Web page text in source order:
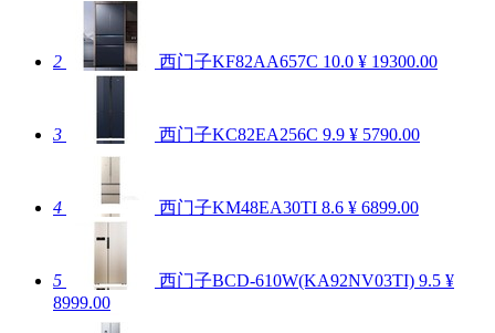
2 西门子KF82AA657C 10.0 ¥ 19300.00
3 西门子KC82EA256C 9.9 ¥ 5790.00
4 西门子KM48EA30TI 8.6 ¥ 6899.00
5 西门子BCD-610W(KA92NV03TI) 9.5 ¥
8999.00